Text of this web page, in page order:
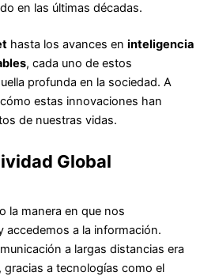
en las últimas décadas.
hasta los avances en inteligencia
, cada uno de estos
profunda en la sociedad. A
estas innovaciones han
de nuestras vidas.
Global
la manera en que nos
accedemos a la información.
a largas distancias era
a tecnologías como el